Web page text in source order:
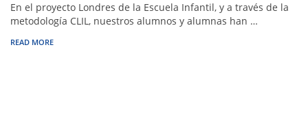
En el proyecto Londres de la Escuela Infantil, y a través de la
metodología CLIL, nuestros alumnos y alumnas han …
READ MORE